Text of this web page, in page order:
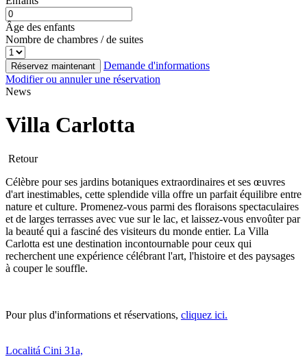
Âge des enfants
Nombre de chambres / de suites
Réservez maintenant
Demande d'informations
Modifier ou annuler une réservation
News
Villa Carlotta
Retour
Célèbre pour ses jardins botaniques extraordinaires et ses œuvres
d'art inestimables, cette splendide villa offre un parfait équilibre entre
nature et culture. Promenez-vous parmi des floraisons spectaculaires
et de larges terrasses avec vue sur le lac, et laissez-vous envoûter par
la beauté qui a fasciné des visiteurs du monde entier. La Villa
Carlotta est une destination incontournable pour ceux qui
recherchent une expérience célébrant l'art, l'histoire et des paysages
à couper le souffle.
Pour plus d'informations et réservations, cliquez ici.
Localitá Cini 31a,